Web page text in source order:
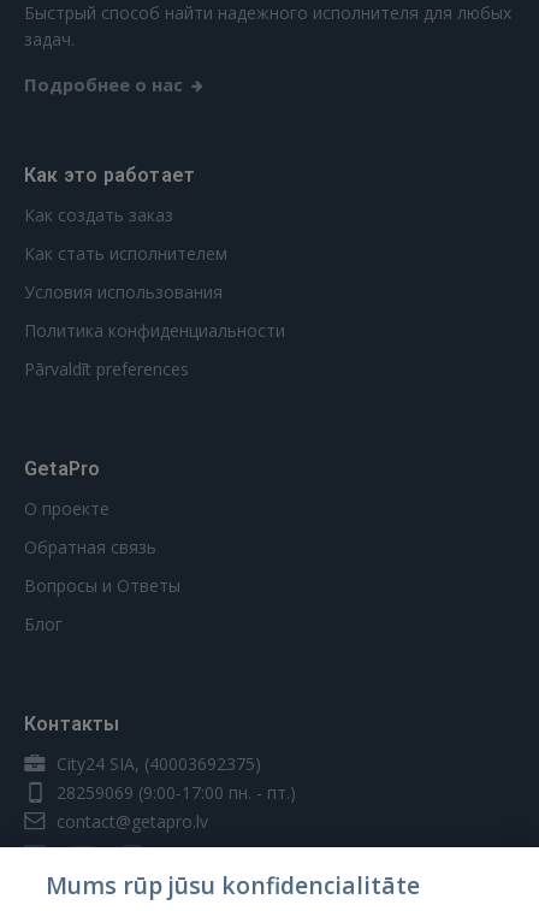
Быстрый способ найти надежного исполнителя для любых
задач.
Подробнее о нас
Как это работает
Как создать заказ
Как стать исполнителем
Условия использования
Политика конфиденциальности
Pārvaldīt preferences
GetaPro
О проекте
Обратная связь
Вопросы и Ответы
Блог
Контакты
City24 SIA, (40003692375)
28259069 (9:00-17:00 пн. - пт.)
contact@getapro.lv
Mums rūp jūsu konfidencialitāte